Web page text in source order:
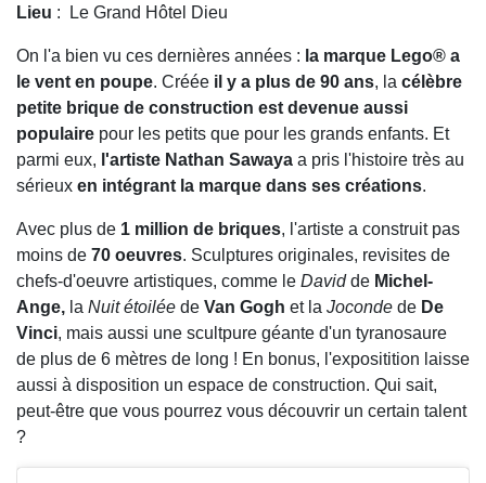
Lieu : Le Grand Hôtel Dieu
On l'a bien vu ces dernières années : la marque Lego® a
le vent en poupe. Créée il y a plus de 90 ans, la célèbre
petite brique de construction est devenue aussi
populaire pour les petits que pour les grands enfants. Et
parmi eux, l'artiste Nathan Sawaya a pris l'histoire très au
sérieux en intégrant la marque dans ses créations.
Avec plus de 1 million de briques, l'artiste a construit pas
moins de 70 oeuvres. Sculptures originales, revisites de
chefs-d'oeuvre artistiques, comme le Davidde Michel-
Ange, la Nuit étoilée de Van Gogh et la Joconde de De
Vinci, mais aussi une scultpure géante d'un tyranosaure
de plus de 6 mètres de long ! En bonus, l'expositition laisse
aussi à disposition un espace de construction. Qui sait,
peut-être que vous pourrez vous découvrir un certain talent
?